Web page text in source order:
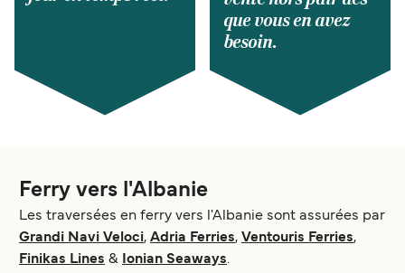
que vous en avez
besoin.
Ferry vers l'Albanie
Les traversées en ferry vers l'Albanie sont assurées par
Grandi Navi Veloci, Adria Ferries, Ventouris Ferries,
Finikas Lines & Ionian Seaways.